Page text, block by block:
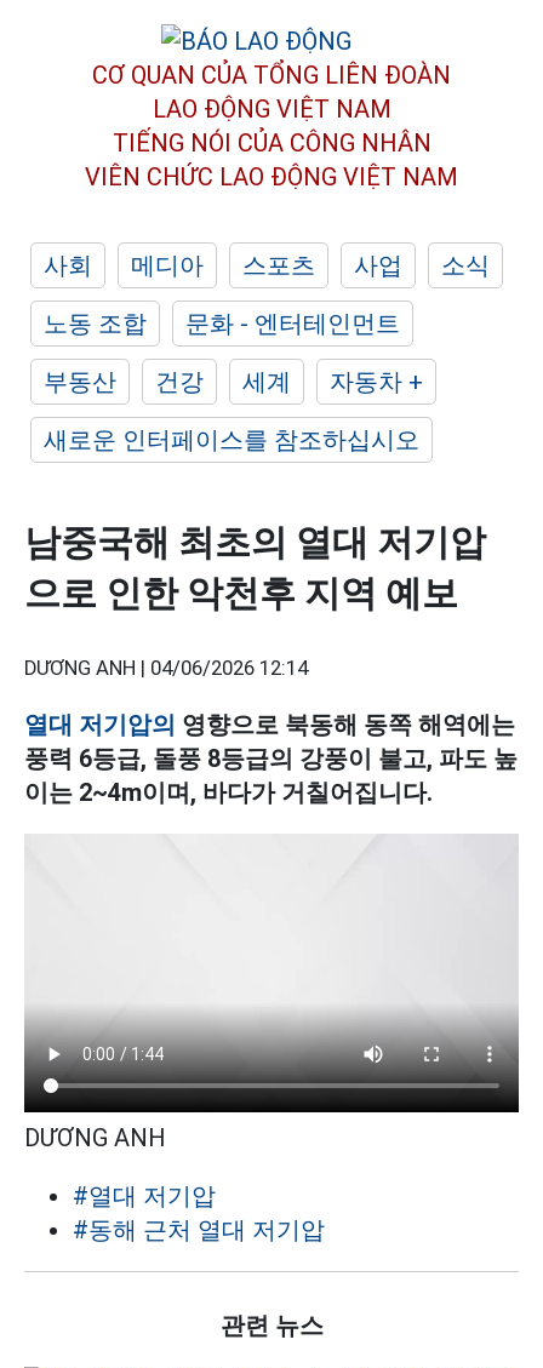
CƠ QUAN CỦA TỔNG LIÊN ĐOÀN
LAO ĐỘNG VIỆT NAM
TIẾNG NÓI CỦA CÔNG NHÂN
VIÊN CHỨC LAO ĐỘNG VIỆT NAM
사회 메디아 스포츠 사업
소식
노동 조합
문화 - 엔터테인먼트
부동산
건강 세계
자동차 +
새로운 인터페이스를 참조하십시오
남중국해 최초의 열대 저기압
으로 인한 악천후 지역 예보
DƯƠNG ANH | 04/06/2026 12:14
열대 저기압의 영향으로 북동해 동쪽 해역에는
풍력 6등급, 돌풍 8등급의 강풍이 불고, 파도 높
이는 2~4m이며, 바다가 거칠어집니다.
DƯƠNG ANH
#열대 저기압
#동해 근처 열대 저기압
관련 뉴스